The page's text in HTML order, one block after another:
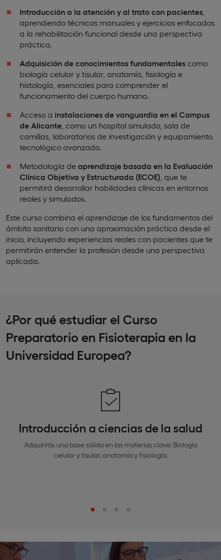
Introducción a la atención y al trato con pacientes
aprendiendo técnicas manuales y ejercicios enfocados
a la rehabilitación funcional desde una perspectiva
práctica.
Adquisición de conocimientos fundamentales como
biología celular y tisular, anatomía, fisiología e
histología, esenciales para comprender el
funcionamiento del cuerpo humano.
Acceso a instalaciones de vanguardia en el Campus
de Alicante , como un hospital simulado, sala de
camillas, laboratorios de investigación y equipamiento
tecnológico avanzado.
Metodología de aprendizaje basada en la Evaluación
Clínica Objetiva y Estructurada (ECOE) , que te
permitirá desarrollar habilidades clínicas en entornos
reales y simulados.
Este curso combina el aprendizaje de los fundamentos del
ámbito sanitario con una aproximación práctica desde el
inicio, incluyendo experiencias reales con pacientes que te
permitirán entender la profesión desde una perspectiva
aplicada.
¿Por qué estudiar el Curso
Preparatorio en Fisioterapia en la
Universidad Europea?
Introducción a ciencias de la salud
Adquirirás una base sólida en las materias clave: Biología
celular y tisular, anatomía y fisiología.